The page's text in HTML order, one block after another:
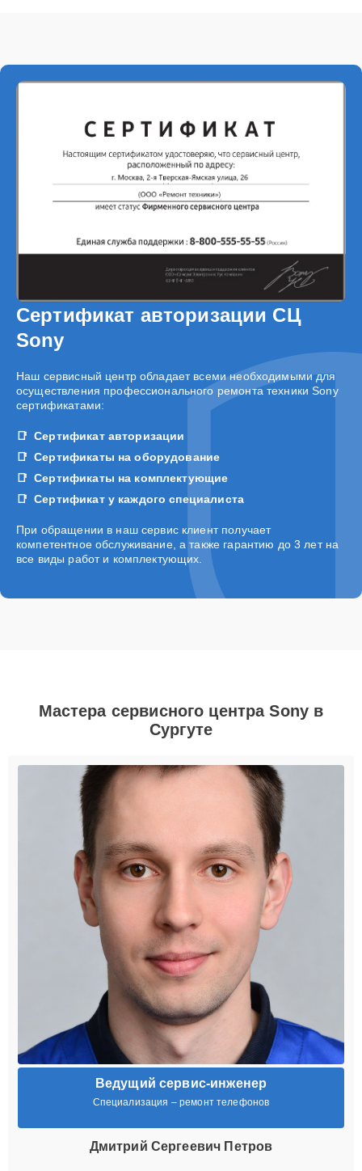
Сертификат авторизации СЦ
Sony
Наш сервисный центр обладает всеми необходимыми для
осуществления профессионального ремонта техники Sony
сертификатами:
Сертификат авторизации
Сертификаты на оборудование
Сертификаты на комплектующие
Сертификат у каждого специалиста
При обращении в наш сервис клиент получает
компетентное обслуживание, а также гарантию до 3 лет на
все виды работ и комплектующих.
Мастера сервисного центра Sony в
Сургуте
Ведущий сервис-инженер
Специализация – ремонт телефонов
Дмитрий Сергеевич Петров